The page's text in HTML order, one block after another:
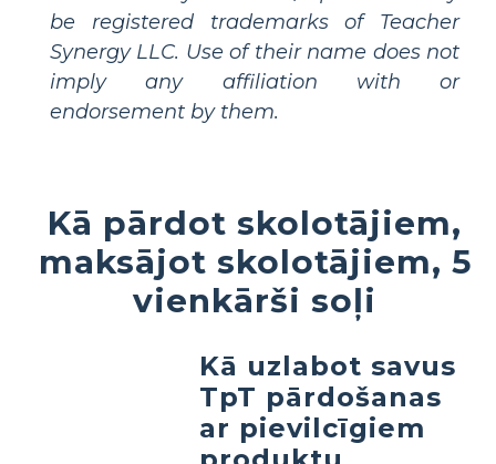
be registered trademarks of Teacher
Synergy LLC. Use of their name does not
imply any affiliation with or
endorsement by them.
Kā pārdot skolotājiem,
maksājot skolotājiem, 5
vienkārši soļi
Kā uzlabot savus
TpT pārdošanas
ar pievilcīgiem